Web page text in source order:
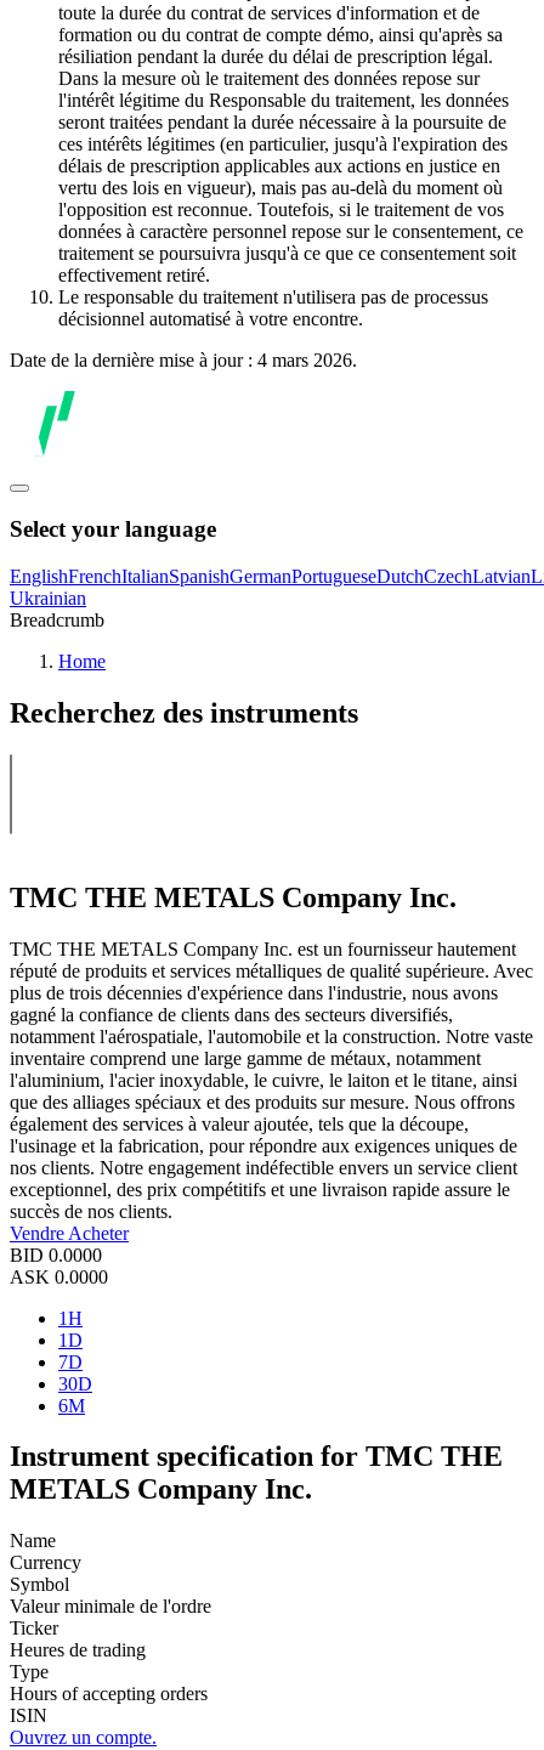
toute la durée du contrat de services d'information et de
formation ou du contrat de compte démo, ainsi qu'après sa
résiliation pendant la durée du délai de prescription légal.
Dans la mesure où le traitement des données repose sur
l'intérêt légitime du Responsable du traitement, les données
seront traitées pendant la durée nécessaire à la poursuite de
ces intérêts légitimes (en particulier, jusqu'à l'expiration des
délais de prescription applicables aux actions en justice en
vertu des lois en vigueur), mais pas au-delà du moment où
l'opposition est reconnue. Toutefois, si le traitement de vos
données à caractère personnel repose sur le consentement, ce
traitement se poursuivra jusqu'à ce que ce consentement soit
effectivement retiré.
Le responsable du traitement n'utilisera pas de processus
décisionnel automatisé à votre encontre.
Date de la dernière mise à jour : 4 mars 2026.
Select your language
EnglishFrenchItalianSpanishGermanPortugueseDutchCzechLatvian
Ukrainian
Breadcrumb
Home
Recherchez des instruments
TMC THE METALS Company Inc.
TMC THE METALS Company Inc. est un fournisseur hautement
réputé de produits et services métalliques de qualité supérieure. Avec
plus de trois décennies d'expérience dans l'industrie, nous avons
gagné la confiance de clients dans des secteurs diversifiés,
notamment l'aérospatiale, l'automobile et la construction. Notre vaste
inventaire comprend une large gamme de métaux, notamment
l'aluminium, l'acier inoxydable, le cuivre, le laiton et le titane, ainsi
que des alliages spéciaux et des produits sur mesure. Nous offrons
également des services à valeur ajoutée, tels que la découpe,
l'usinage et la fabrication, pour répondre aux exigences uniques de
nos clients. Notre engagement indéfectible envers un service client
exceptionnel, des prix compétitifs et une livraison rapide assure le
succès de nos clients.
Vendre Acheter
BID 0.0000
ASK 0.0000
1H
1D
7D
30D
6M
Instrument specification for TMC THE
METALS Company Inc.
Name
Currency
Symbol
Valeur minimale de l'ordre
Ticker
Heures de trading
Type
Hours of accepting orders
ISIN
Ouvrez un compte.